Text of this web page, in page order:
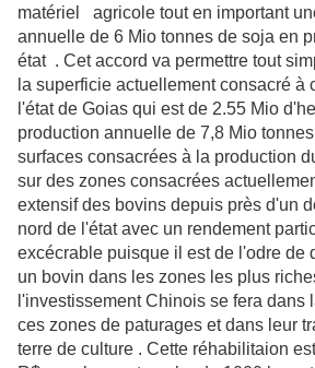
matériel
agricole tout en important
annuelle de 6 Mio tonnes de soja en
état . Cet accord va permettre tout
la superficie actuellement consacré à
l'état de Goias qui est de 2.55 Mio
production annuelle de 7,8 Mio
surfaces consacrées à la production
sur des zones consacrées
extensif des bovins depuis près d'un
nord de l'état avec un rendement
excécrable puisque il est de l'odre de
un bovin dans les zones les plus
l'investissement Chinois se fera dans
ces zones de paturages et dans leur
terre de culture . Cette réhabilitaion